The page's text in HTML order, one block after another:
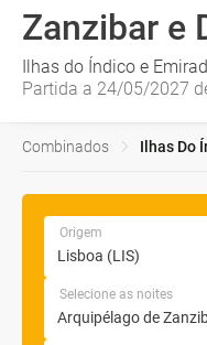
Zanzibar e
Ilhas do Índico e
Partida a 24/05/2027
Combinados Ilhas Do
Origem
Selecione as noites